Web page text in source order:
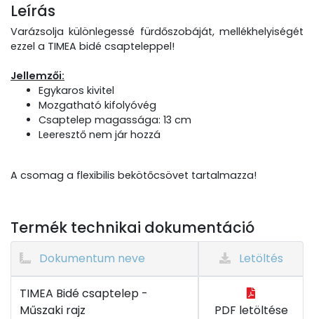
Leírás
Varázsolja különlegessé fürdőszobáját, mellékhelyiségét
ezzel a TIMEA bidé csapteleppel!
Jellemzői:
Egykaros kivitel
Mozgatható kifolyóvég
Csaptelep magassága: 13 cm
Leeresztő nem jár hozzá
A csomag a flexibilis bekötőcsövet tartalmazza!
Termék technikai dokumentáció
Dokumentum neve Letöltés
TIMEA Bidé csaptelep -
Műszaki rajz
PDF letöltése